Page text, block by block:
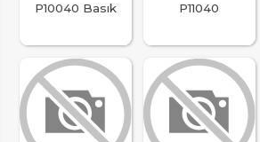
P10040 Basık
P11040